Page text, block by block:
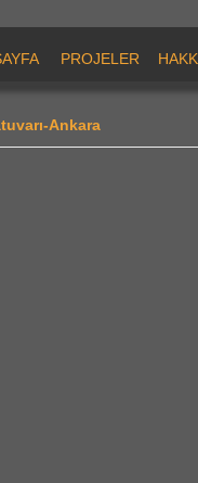
PROJELER
Ankara